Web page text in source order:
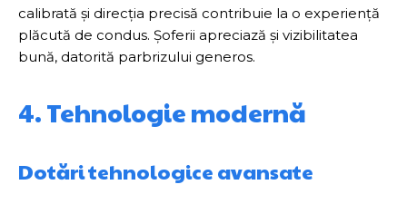
calibrată și direcția precisă contribuie la o experiență
plăcută de condus. Șoferii apreciază și vizibilitatea
bună, datorită parbrizului generos.
4. Tehnologie modernă
Dotări tehnologice avansate